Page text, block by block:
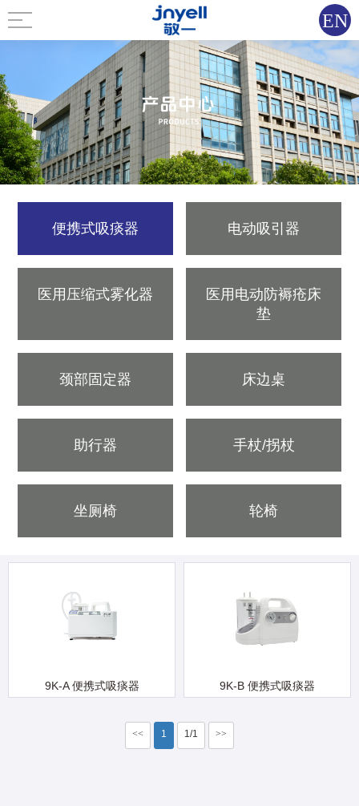
EN
便携式吸痰器 电动吸引器
医用压缩式雾化器
医用电动防褥疮床
垫
颈部固定器 床边桌
助行器 手杖/拐杖
坐厕椅 轮椅
9K-A 便携式吸痰器 9K-B 便携式吸痰器
<< 1 1/1 >>